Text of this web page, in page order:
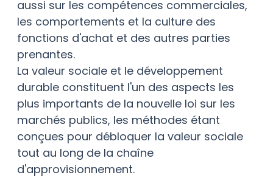
aussi sur les compétences commerciales,
les comportements et la culture des
fonctions d'achat et des autres parties
prenantes.
La valeur sociale et le développement
durable constituent l'un des aspects les
plus importants de la nouvelle loi sur les
marchés publics, les méthodes étant
conçues pour débloquer la valeur sociale
tout au long de la chaîne
d'approvisionnement.